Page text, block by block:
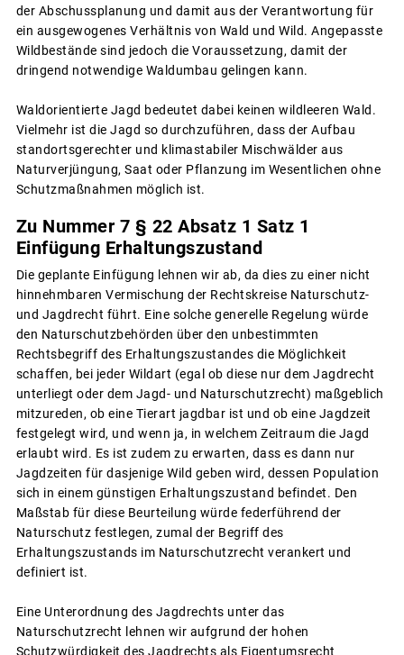
der Abschussplanung und damit aus der Verantwortung für
ein ausgewogenes Verhältnis von Wald und Wild. Angepasste
Wildbestände sind jedoch die Voraussetzung, damit der
dringend notwendige Waldumbau gelingen kann.
Waldorientierte Jagd bedeutet dabei keinen wildleeren Wald.
Vielmehr ist die Jagd so durchzuführen, dass der Aufbau
standortsgerechter und klimastabiler Mischwälder aus
Naturverjüngung, Saat oder Pflanzung im Wesentlichen ohne
Schutzmaßnahmen möglich ist.
Zu Nummer 7 § 22 Absatz 1 Satz 1
Einfügung Erhaltungszustand
Die geplante Einfügung lehnen wir ab, da dies zu einer nicht
hinnehmbaren Vermischung der Rechtskreise Naturschutz-
und Jagdrecht führt. Eine solche generelle Regelung würde
den Naturschutzbehörden über den unbestimmten
Rechtsbegriff des Erhaltungszustandes die Möglichkeit
schaffen, bei jeder Wildart (egal ob diese nur dem Jagdrecht
unterliegt oder dem Jagd- und Naturschutzrecht) maßgeblich
mitzureden, ob eine Tierart jagdbar ist und ob eine Jagdzeit
festgelegt wird, und wenn ja, in welchem Zeitraum die Jagd
erlaubt wird. Es ist zudem zu erwarten, dass es dann nur
Jagdzeiten für dasjenige Wild geben wird, dessen Population
sich in einem günstigen Erhaltungszustand befindet. Den
Maßstab für diese Beurteilung würde federführend der
Naturschutz festlegen, zumal der Begriff des
Erhaltungszustands im Naturschutzrecht verankert und
definiert ist.
Eine Unterordnung des Jagdrechts unter das
Naturschutzrecht lehnen wir aufgrund der hohen
Schutzwürdigkeit des Jagdrechts als Eigentumsrecht